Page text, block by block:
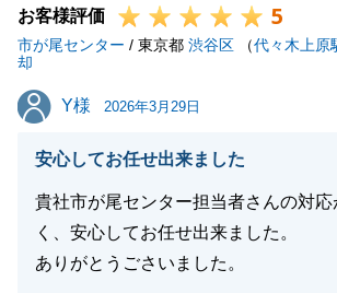
お客様評価 5
市が尾センター / 東京都 渋谷区 （代々木上原
却
Y様
Y様 2026年3月29日
安心してお任せ出来ました
貴社市が尾センター担当者さんの対応
く、安心してお任せ出来ました。
ありがとうごさいました。